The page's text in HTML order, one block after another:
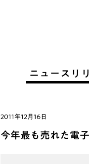
ニュースリ
2011年12月16日
今年最も売れた電